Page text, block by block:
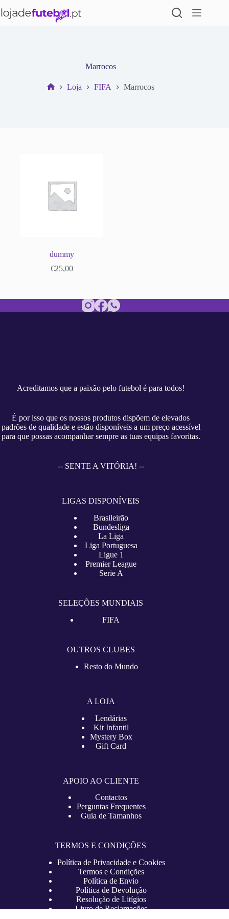
para
Marrocos
Loja FIFA Marrocos
dummy
€25,00
Acreditamos que a paixão pelo futebol é para todos!
É por isso que os nossos produtos dispõem de elevados
padrões de qualidade e estão disponíveis a um preço acessível
para que possas acompanhar sempre as tuas equipas favoritas.
-- SENTE A VITÓRIA! --
LIGAS DISPONÍVEIS
Brasileirão
Bundesliga
La Liga
Liga Portuguesa
Ligue 1
Premier League
Serie A
SELEÇÕES MUNDIAIS
FIFA
OUTROS CLUBES
Resto do Mundo
A LOJA
Lendárias
Kit Infantil
Mystery Box
Gift Card
APOIO AO CLIENTE
Contactos
Perguntas Frequentes
Guia de Tamanhos
TERMOS E CONDIÇÕES
Política de Privacidade e Cookies
Termos e Condições
Política de Envio
Política de Devolução
Resolução de Litígios
Livro de Reclamações